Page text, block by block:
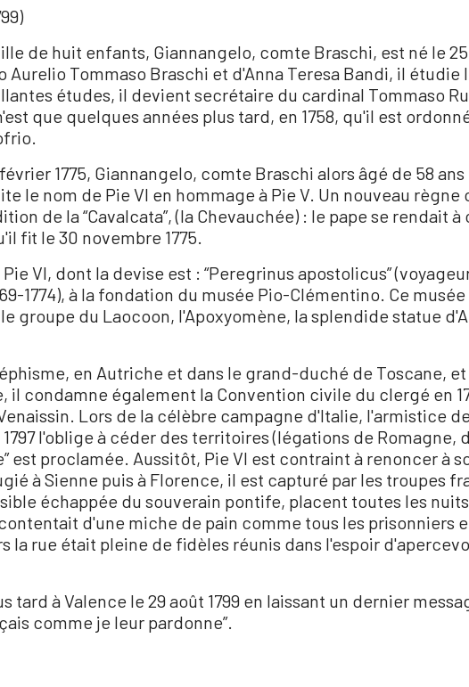
de huit enfants, Giannangelo, comte Braschi, est né le 25
Aurelio Tommaso Braschi et d'Anna Teresa Bandi, il
études, il devient secrétaire du cardinal Tommaso
que quelques années plus tard, en 1758, qu'il est
1775, Giannangelo, comte Braschi alors âgé de 58
le nom de Pie VI en hommage à Pie V. Un nouveau
de la “Cavalcata”, (la Chevauchée) : le pape se rendait
fit le 30 novembre 1775.
VI, dont la devise est : “Peregrinus apostolicus”
1774), à la fondation du musée Pio-Clémentino. Ce
groupe du Laocoon, l'Apoxyomène, la splendide statue
en Autriche et dans le grand-duché de Toscane,
il condamne également la Convention civile du clergé en
Lors de la célèbre campagne d'Italie, l'armistice
l'oblige à céder des territoires (légations de Romagne,
est proclamée. Aussitôt, Pie VI est contraint à renoncer à
à Sienne puis à Florence, il est capturé par les troupes
échappée du souverain pontife, placent toutes les
d'une miche de pain comme tous les prisonniers
la rue était pleine de fidèles réunis dans l'espoir
à Valence le 29 août 1799 en laissant un dernier
comme je leur pardonne”.